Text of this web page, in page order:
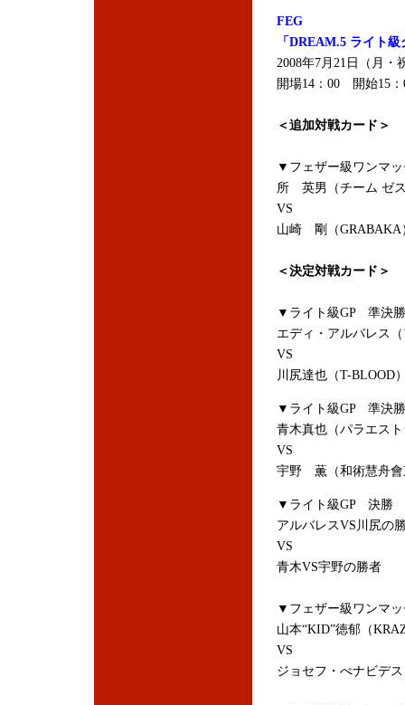
FEG
「DREAM.5 ライト
2008年7月21日（月・
開場14：00 開始15：
＜追加対戦カード＞
▼フェザー級ワンマ
所 英男（チーム ゼ
VS
山崎 剛（GRABAKA
＜決定対戦カード＞
▼ライト級GP 準決勝
エディ・アルバレス
VS
川尻達也（T-BLOOD
▼ライト級GP 準決勝
青木真也（パラエス
VS
宇野 薫（和術慧舟會
▼ライト級GP 決勝
アルバレスVS川尻の
VS
青木VS宇野の勝者
▼フェザー級ワンマ
山本“KID”徳郁（
VS
ジョセフ・べナビデ